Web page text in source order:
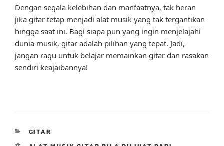
Dengan segala kelebihan dan manfaatnya, tak heran
jika gitar tetap menjadi alat musik yang tak tergantikan
hingga saat ini. Bagi siapa pun yang ingin menjelajahi
dunia musik, gitar adalah pilihan yang tepat. Jadi,
jangan ragu untuk belajar memainkan gitar dan rasakan
sendiri keajaibannya!
CATEGORIES
GITAR